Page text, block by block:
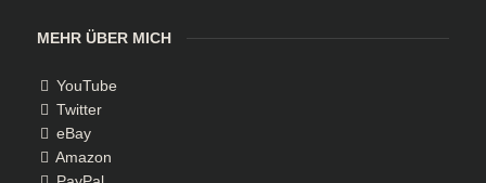
MEHR ÜBER MICH
YouTube
Twitter
eBay
Amazon